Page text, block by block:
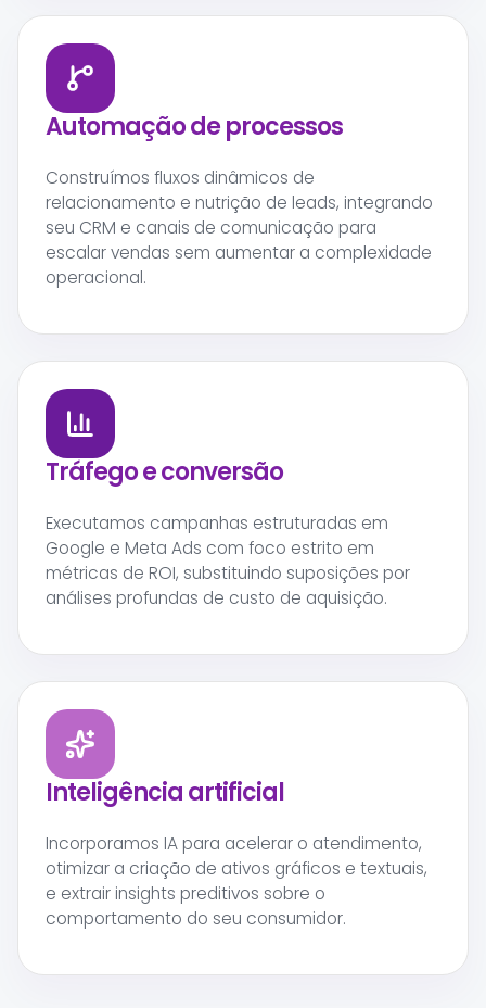
Automação de processos
Construímos fluxos dinâmicos de
relacionamento e nutrição de leads, integrando
seu CRM e canais de comunicação para
escalar vendas sem aumentar a complexidade
operacional.
Tráfego e conversão
Executamos campanhas estruturadas em
Google e Meta Ads com foco estrito em
métricas de ROI, substituindo suposições por
análises profundas de custo de aquisição.
Inteligência artificial
Incorporamos IA para acelerar o atendimento,
otimizar a criação de ativos gráficos e textuais,
e extrair insights preditivos sobre o
comportamento do seu consumidor.